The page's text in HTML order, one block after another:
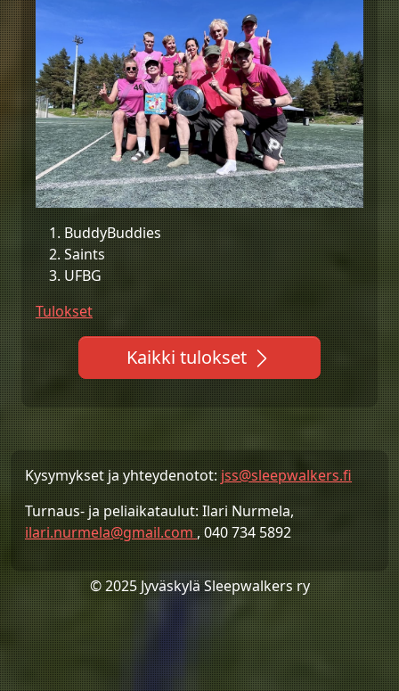
BuddyBuddies
Saints
UFBG
Tulokset
Kaikki tulokset
Kysymykset ja yhteydenotot:jss@sleepwalkers.fi
Turnaus- ja peliaikataulut: Ilari Nurmela,
ilari.nurmela@gmail.com , 040 734 5892
© 2025 Jyväskylä Sleepwalkers ry